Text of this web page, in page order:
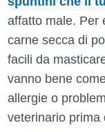
affatto male. Per
carne secca di
facili da
vanno bene
allergie o
veterinario prima